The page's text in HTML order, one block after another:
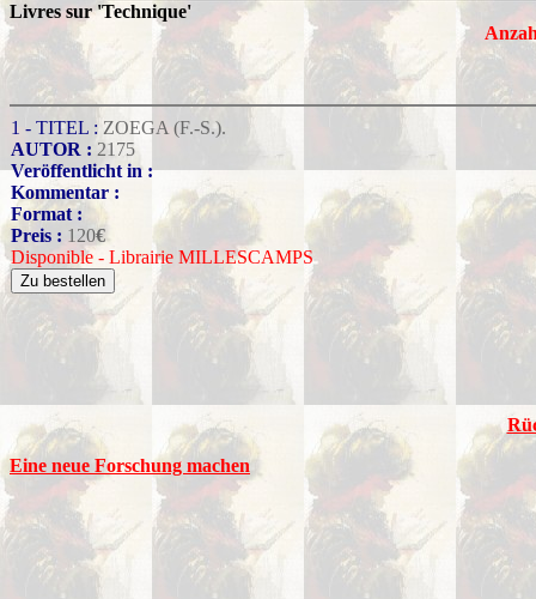
Livres sur 'Technique'
1 - TITEL : ZOEGA (F.-S.).
AUTOR : 2175
Veröffentlicht in :
Kommentar :
Format :
Preis : 120€
Disponible - Librairie MILLESCAMPS
Eine neue Forschung machen